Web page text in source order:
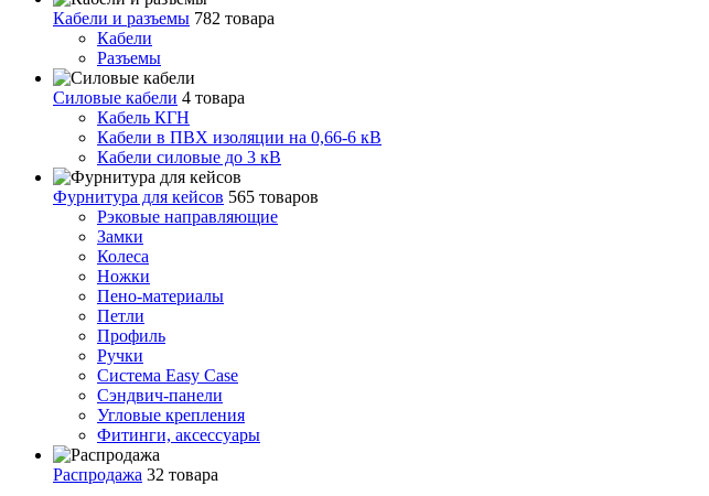
Кабели и разъемы 782 товара
Кабели
Разъемы
Силовые кабели 4 товара
Кабель КГН
Кабели в ПВХ изоляции на 0,66-6 кВ
Кабели силовые до 3 кВ
Фурнитура для кейсов 565 товаров
Рэковые направляющие
Замки
Колеса
Ножки
Пено-материалы
Петли
Профиль
Ручки
Система Easy Case
Сэндвич-панели
Угловые крепления
Фитинги, аксессуары
Распродажа 32 товара